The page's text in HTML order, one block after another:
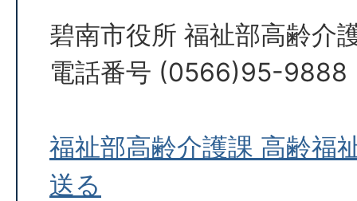
碧南市役所 福祉部高齢介
電話番号 (0566)95-9888
福祉部高齢介護課 高齢福
送る